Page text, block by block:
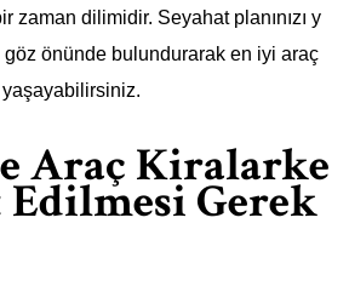
zaman dilimidir. Seyahat planınızı y
önünde bulundurarak en iyi araç
Araç Kiralarke
Gerek